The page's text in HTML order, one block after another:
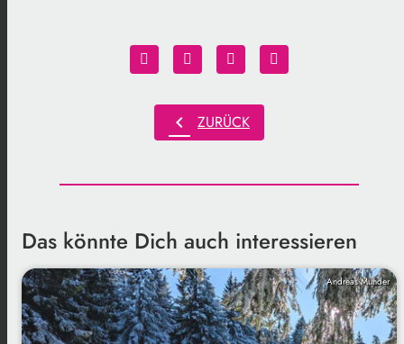
chevron_left ZURÜCK
Das könnte Dich auch interessieren
Andreas Munder